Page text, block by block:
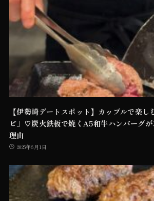
【伊勢崎デートスポット】カップルで楽し
ビ」♡炭火鉄板で焼くA5和牛ハンバーグが
理由
2025年6月1日